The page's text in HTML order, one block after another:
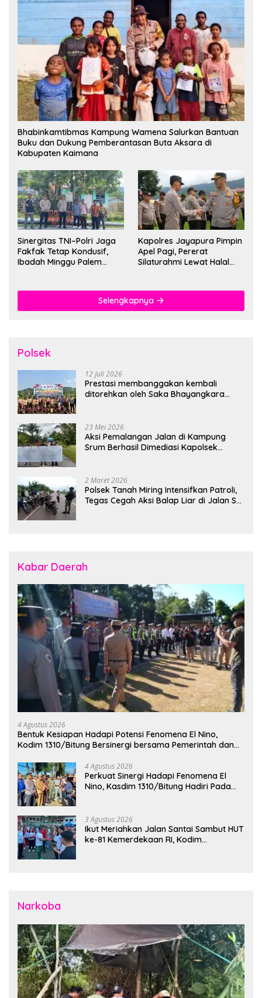
Bhabinkamtibmas Kampung Wamena Salurkan Bantuan
Buku dan Dukung Pemberantasan Buta Aksara di
Kabupaten Kaimana
Sinergitas TNI–Polri Jaga
Fakfak Tetap Kondusif,
Ibadah Minggu Palem
Kapolres Jayapura Pimpin
Apel Pagi, Pererat
Silaturahmi Lewat Halal
Selengkapnya
Polsek
12 Juli 2026
Prestasi membanggakan kembali
ditorehkan oleh Saka Bhayangkara
23 Mei 2026
Aksi Pemalangan Jalan di Kampung
Srum Berhasil Dimediasi Kapolsek
2 Maret 2026
Polsek Tanah Miring Intensifkan Patroli,
Tegas Cegah Aksi Balap Liar di Jalan SP
Kabar Daerah
4 Agustus 2026
Bentuk Kesiapan Hadapi Potensi Fenomena El Nino,
Kodim 1310/Bitung Bersinergi bersama Pemerintah dan
Bencana
4 Agustus 2026
Perkuat Sinergi Hadapi Fenomena El
Nino, Kasdim 1310/Bitung Hadiri Pada
3 Agustus 2026
Ikut Meriahkan Jalan Santai Sambut HUT
ke-81 Kemerdekaan RI, Kodim
Narkoba